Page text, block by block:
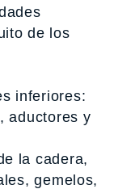
de los
inferiores:
aductores y
la cadera,
gemelos,